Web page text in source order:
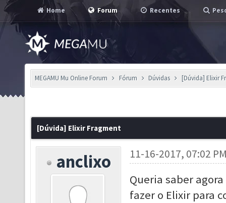
Home Forum Recentes
MEGAMU Mu Online Forum Fórum Dúvidas [Dúvida] Elixir
[Dúvida] Elixir Fragment
anclixo 11-16-2017, 07:02
Queria saber
fazer o Elixir para